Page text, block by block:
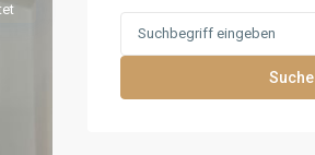
Search
Suche